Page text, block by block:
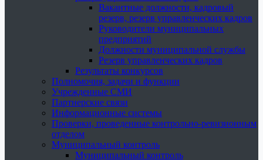
Вакантные должности, кадровый
резерв, резерв управленческих кадров
Руководители муниципальных
предприятий
Должности муниципальной службы
Резерв управленческих кадров
Результаты конкурсов
Полномочия, задачи и функции
Учрежденные СМИ
Партнерские связи
Информационные системы
Проверки, проведенные контрольно-ревизионным
отделом
Муниципальный контроль
Муниципальный контроль